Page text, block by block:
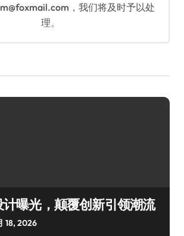
，我们将及时予以处
理。
曝光，颠覆创新引领潮流
18, 2026